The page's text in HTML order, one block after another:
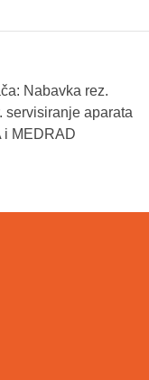
Nabavka rez.
servisiranje aparata
i MEDRAD